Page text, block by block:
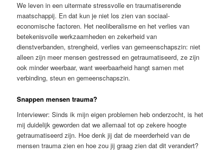
We leven in een uitermate stressvolle en traumatiserende
maatschappij. En dat kun je niet los zien van sociaal-
economische factoren. Het neoliberalisme en het verlies van
betekenisvolle werkzaamheden en zekerheid van
dienstverbanden, strengheid, verlies van gemeenschapszin: niet
alleen zijn meer mensen gestressed en getraumatiseerd, ze zijn
ook minder weerbaar, want weerbaarheid hangt samen met
verbinding, steun en gemeenschapszin.
Snappen mensen trauma?
Interviewer: Sinds ik mijn eigen problemen heb onderzocht, is het
mij duidelijk geworden dat we allemaal tot op zekere hoogte
getraumatiseerd zijn. Hoe denk jij dat de meerderheid van de
mensen trauma zien en hoe zou jij graag zien dat dit verandert?